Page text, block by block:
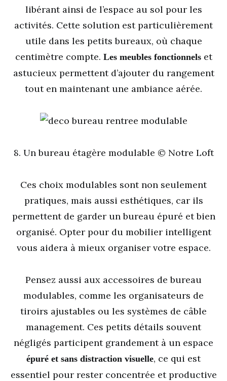
libérant ainsi de l’espace au sol pour les
activités. Cette solution est particulièrement
utile dans les petits bureaux, où chaque
centimètre compte. Les meubles fonctionnelset
astucieux permettent d’ajouter du rangement
tout en maintenant une ambiance aérée.
8. Un bureau étagère modulable © Notre Loft
Ces choix modulables sont non seulement
pratiques, mais aussi esthétiques, car ils
permettent de garder un bureau épuré et bien
organisé. Opter pour du mobilier intelligent
vous aidera à mieux organiser votre espace.
Pensez aussi aux accessoires de bureau
modulables, comme les organisateurs de
tiroirs ajustables ou les systèmes de câble
management. Ces petits détails souvent
négligés participent grandement à un espace
épuré et sans distraction visuelle, ce qui est
essentiel pour rester concentrée et productive